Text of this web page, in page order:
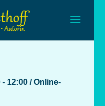
12:00 / Online-